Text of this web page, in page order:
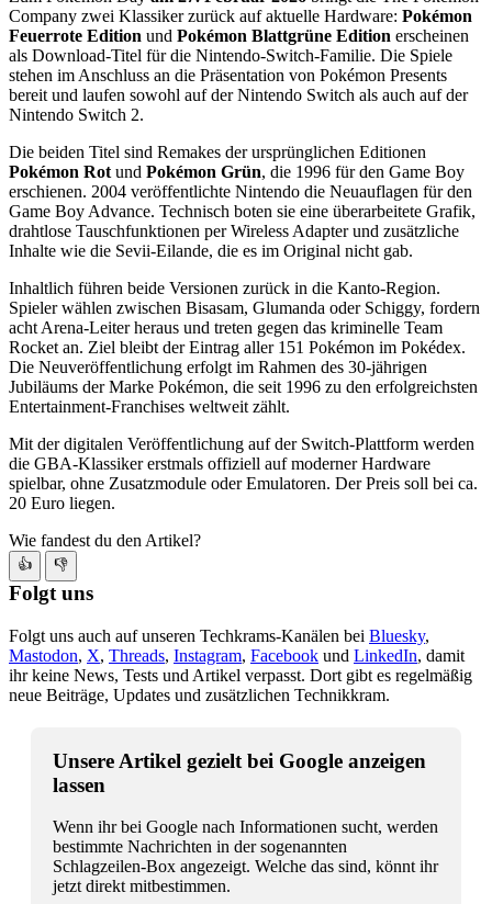
Company zwei Klassiker zurück auf aktuelle Hardware: Pokémon
Feuerrote Edition und Pokémon Blattgrüne Edition erscheinen
als Download-Titel für die Nintendo-Switch-Familie. Die Spiele
stehen im Anschluss an die Präsentation von Pokémon Presents
bereit und laufen sowohl auf der Nintendo Switch als auch auf der
Nintendo Switch 2.
Die beiden Titel sind Remakes der ursprünglichen Editionen
Pokémon Rot und Pokémon Grün, die 1996 für den Game Boy
erschienen. 2004 veröffentlichte Nintendo die Neuauflagen für den
Game Boy Advance. Technisch boten sie eine überarbeitete Grafik,
drahtlose Tauschfunktionen per Wireless Adapter und zusätzliche
Inhalte wie die Sevii-Eilande, die es im Original nicht gab.
Inhaltlich führen beide Versionen zurück in die Kanto-Region.
Spieler wählen zwischen Bisasam, Glumanda oder Schiggy, fordern
acht Arena-Leiter heraus und treten gegen das kriminelle Team
Rocket an. Ziel bleibt der Eintrag aller 151 Pokémon im Pokédex.
Die Neuveröffentlichung erfolgt im Rahmen des 30-jährigen
Jubiläums der Marke Pokémon, die seit 1996 zu den erfolgreichsten
Entertainment-Franchises weltweit zählt.
Mit der digitalen Veröffentlichung auf der Switch-Plattform werden
die GBA-Klassiker erstmals offiziell auf moderner Hardware
spielbar, ohne Zusatzmodule oder Emulatoren. Der Preis soll bei ca.
20 Euro liegen.
Wie fandest du den Artikel?
👍 👎
Folgt uns
Folgt uns auch auf unseren Techkrams-Kanälen bei Bluesky,
Mastodon, X, Threads, Instagram, Facebook und LinkedIn, damit
ihr keine News, Tests und Artikel verpasst. Dort gibt es regelmäßig
neue Beiträge, Updates und zusätzlichen Technikkram.
Unsere Artikel gezielt bei Google anzeigen
lassen
Wenn ihr bei Google nach Informationen sucht, werden
bestimmte Nachrichten in der sogenannten
Schlagzeilen-Box angezeigt. Welche das sind, könnt ihr
jetzt direkt mitbestimmen.